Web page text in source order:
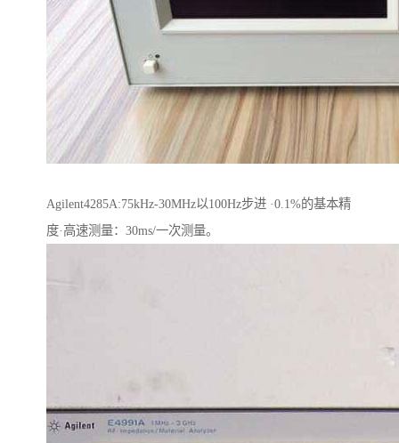
Agilent4285A:75kHz-30MHz以100Hz步进 ·0.1%的基本精
度·高速测量：30ms/一次测量。